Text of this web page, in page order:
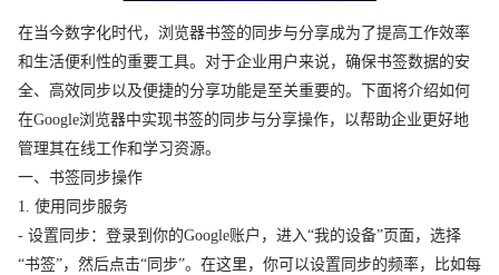
在当今数字化时代，浏览器书签的同步与分享成为了提高工作效率
和生活便利性的重要工具。对于企业用户来说，确保书签数据的安
全、高效同步以及便捷的分享功能是至关重要的。下面将介绍如何
在Google浏览器中实现书签的同步与分享操作，以帮助企业更好地
管理其在线工作和学习资源。
一、书签同步操作
1. 使用同步服务
- 设置同步：登录到你的Google账户，进入“我的设备”页面，选择
“书签”，然后点击“同步”。在这里，你可以设置同步的频率，比如每